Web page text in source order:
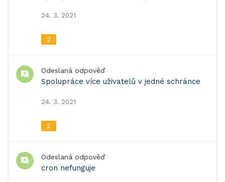
24. 3. 2021
2
Odeslaná odpověď
Spolupráce více uživatelů v jedné schránce
24. 3. 2021
2
Odeslaná odpověď
cron nefunguje